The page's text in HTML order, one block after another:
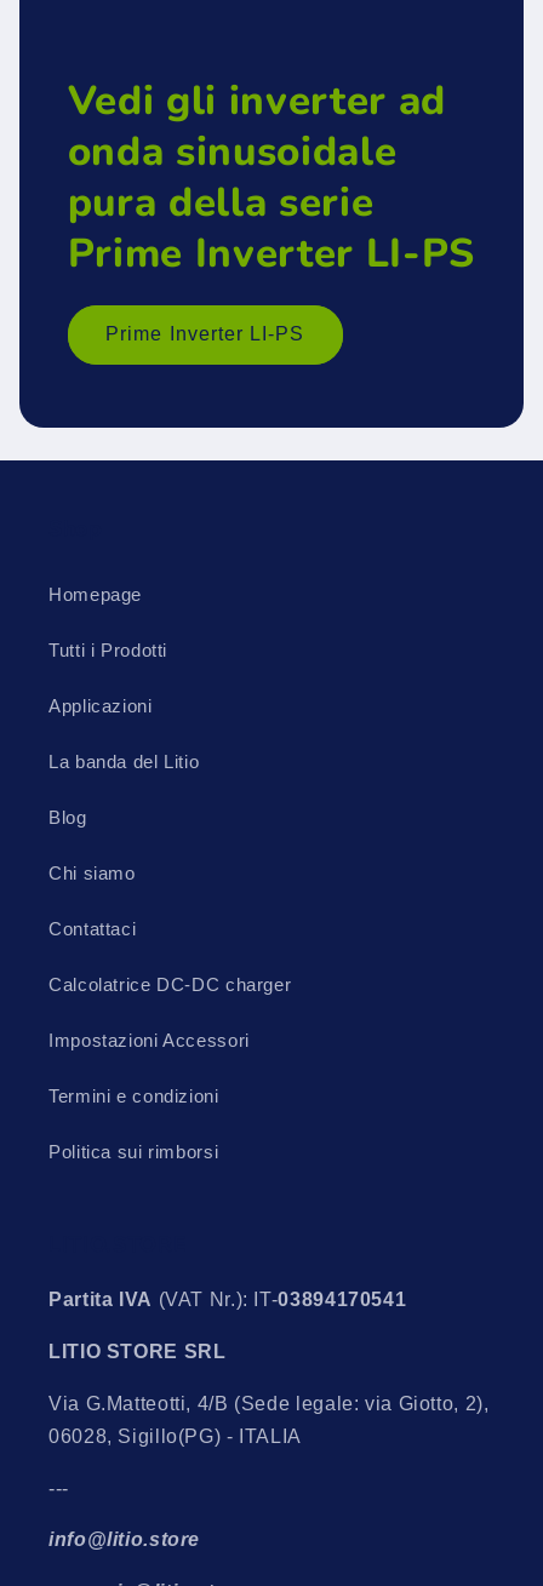
Vedi gli inverter ad
onda sinusoidale
pura della serie
Prime Inverter LI-PS
Prime Inverter LI-PS
Homepage
Tutti i Prodotti
Applicazioni
La banda del Litio
Blog
Chi siamo
Contattaci
Calcolatrice DC-DC charger
Impostazioni Accessori
Termini e condizioni
Politica sui rimborsi
Partita IVA (VAT Nr.): IT-03894170541
LITIO STORE SRL
Via G.Matteotti, 4/B (Sede legale: via Giotto, 2),
06028, Sigillo(PG) - ITALIA
---
info@litio.store